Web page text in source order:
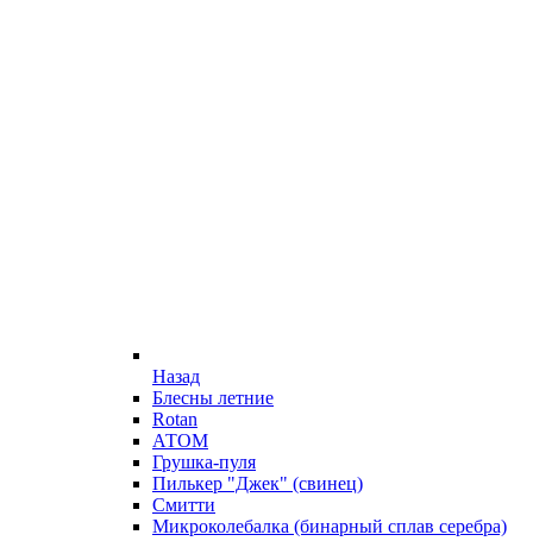
Назад
Блесны летние
Rotan
АТОМ
Грушка-пуля
Пилькер "Джек" (свинец)
Смитти
Микроколебалка (бинарный сплав серебра)